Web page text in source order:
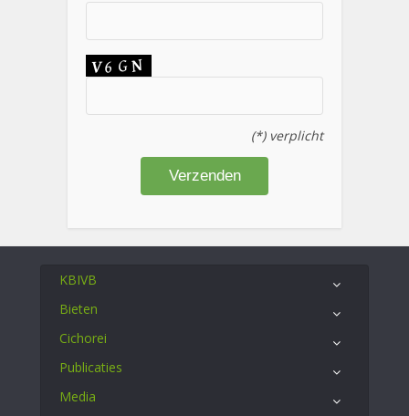
(*) verplicht
KBIVB
Bieten
Cichorei
Publicaties
Media